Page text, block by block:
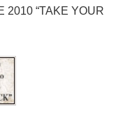
2010 “TAKE YOUR